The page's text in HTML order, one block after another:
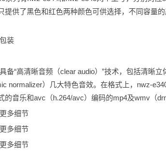
提供了黑色和红色两种颜色可供选择，不同容量
装
备“高清晰音频（clear audio）”技术，包括清晰
normalizer）几大特色音效。在格式上，nwz-
的音乐和avc（h.264/avc）编码的mp4及wmv（
多细节
多细节
多细节